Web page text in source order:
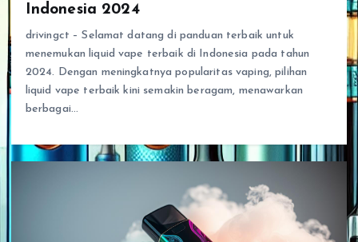
Indonesia 2024
drivingct – Selamat datang di panduan terbaik untuk
menemukan liquid vape terbaik di Indonesia pada tahun
2024. Dengan meningkatnya popularitas vaping, pilihan
liquid vape terbaik kini semakin beragam, menawarkan
berbagai…